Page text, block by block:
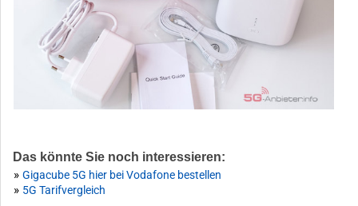
Das könnte Sie noch interessieren:
» Gigacube 5G hier bei Vodafone bestellen
» 5G Tarifvergleich